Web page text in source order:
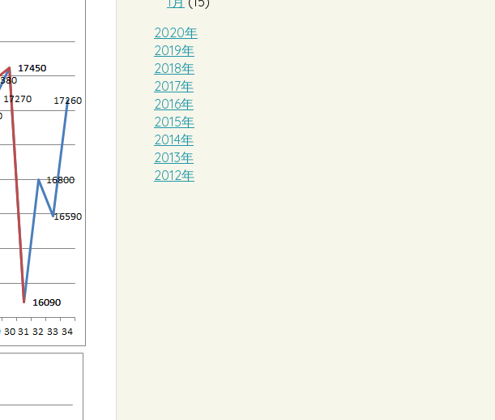
2020年
2019年
2018年
2017年
2016年
2015年
2014年
2013年
2012年